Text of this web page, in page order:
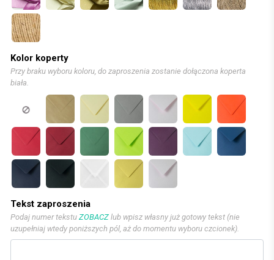
Kolor koperty
Przy braku wyboru koloru, do zaproszenia zostanie dołączona koperta
biała.
Tekst zaproszenia
Podaj numer tekstu ZOBACZ lub wpisz własny już gotowy tekst (nie
uzupełniaj wtedy poniższych pól, aż do momentu wyboru czcionek).